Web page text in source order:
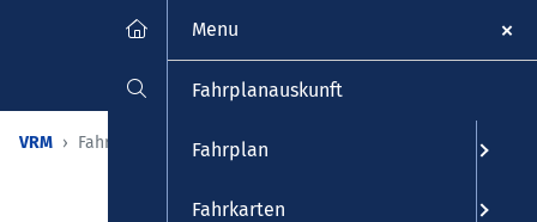
VRM Fahrplanauskunft
Menu
Fahrplanauskunft
Fahrplan
Fahrkarten